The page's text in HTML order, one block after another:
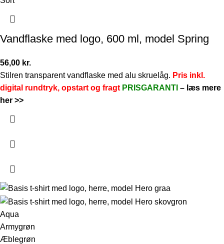
Vandflaske med logo, 600 ml, model Spring
56,00 kr.
Stilren transparent vandflaske med alu skruelåg. Pris inkl.
digital rundtryk, opstart og fragt PRISGARANTI – læs mere
her >>
Aqua
Armygrøn
Æblegrøn